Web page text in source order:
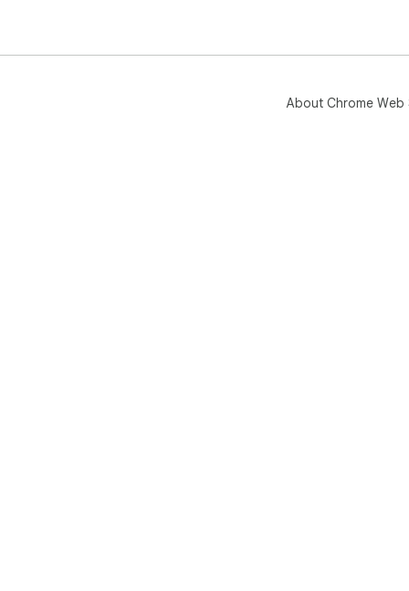
About Chrome Web